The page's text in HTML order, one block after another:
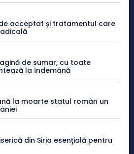
acceptat și tratamentul care
de sumar, cu toate
la îndemână
la moarte statul român un
din Siria esenţială pentru